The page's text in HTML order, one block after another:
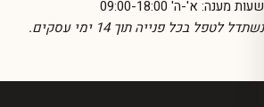
שעות מענה: א'-ה' 09:00-18:00
נשתדל לטפל בכל פנייה תוך 14 ימי עסקים.